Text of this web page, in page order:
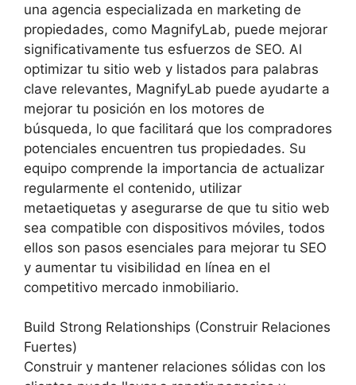
una agencia especializada en marketing de
propiedades, como MagnifyLab, puede mejorar
significativamente tus esfuerzos de SEO. Al
optimizar tu sitio web y listados para palabras
clave relevantes, MagnifyLab puede ayudarte a
mejorar tu posición en los motores de
búsqueda, lo que facilitará que los compradores
potenciales encuentren tus propiedades. Su
equipo comprende la importancia de actualizar
regularmente el contenido, utilizar
metaetiquetas y asegurarse de que tu sitio web
sea compatible con dispositivos móviles, todos
ellos son pasos esenciales para mejorar tu SEO
y aumentar tu visibilidad en línea en el
competitivo mercado inmobiliario.
Build Strong Relationships (Construir Relaciones
Fuertes)
Construir y mantener relaciones sólidas con los